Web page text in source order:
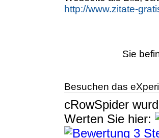
http://www.zitate-
Sie
Besuchen das
cRowSpider
Werten Sie hier: